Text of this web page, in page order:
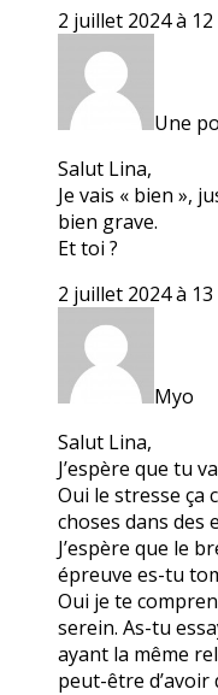
2 juillet 2024 à
Une
Salut Lina,
Je vais « bien »,
bien grave.
Et toi ?
2 juillet 2024 à
Myo
Salut Lina,
J’espère que tu
Oui le stresse ça
choses dans des
J’espère que le
épreuve es-tu
Oui je te
serein. As-tu
ayant la même
peut-être d’avoir